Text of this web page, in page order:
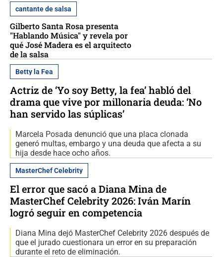
cantante de salsa
Gilberto Santa Rosa presenta
"Hablando Música" y revela por
qué José Madera es el arquitecto
de la salsa
Betty la Fea
Actriz de ‘Yo soy Betty, la fea’ habló del
drama que vive por millonaria deuda: ‘No
han servido las súplicas’
Marcela Posada denunció que una placa clonada
generó multas, embargo y una deuda que afecta a su
hija desde hace ocho años.
MasterChef Celebrity
El error que sacó a Diana Mina de
MasterChef Celebrity 2026: Iván Marín
logró seguir en competencia
Diana Mina dejó MasterChef Celebrity 2026 después de
que el jurado cuestionara un error en su preparación
durante el reto de eliminación.